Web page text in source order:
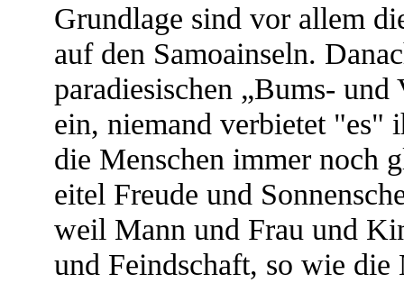
Grundlage sind vor allem
auf den Samoainseln.
paradiesischen „Bums-
ein, niemand verbietet "es"
die Menschen immer noch
eitel Freude und
weil Mann und Frau und
und Feindschaft, so wie